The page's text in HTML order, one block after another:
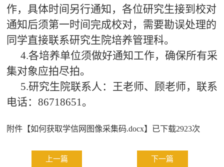
作，具体时间另行通知，各位研究生接到校对
通知后须第一时间完成校对，需要勘误处理的
同学直接联系研究生院培养管理科。
4.各培养单位须做好通知工作，确保所有采
集对象应拍尽拍。
5.研究生院联系人：王老师、顾老师，联系
电话：86718651。
附件【如何获取学信网图像采集码.docx】已下载2923次
上一篇 下一篇